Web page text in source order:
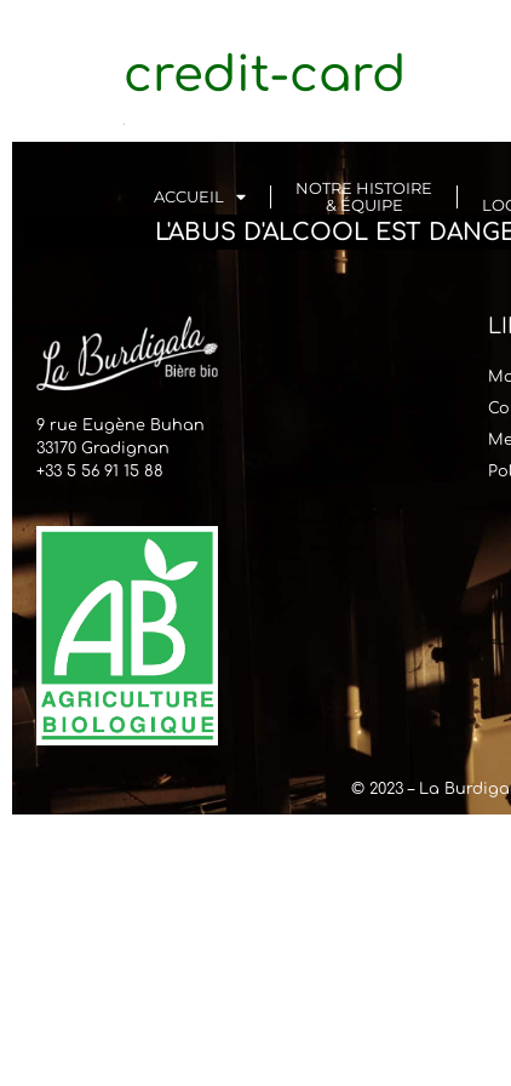
ACCUEIL
NOTRE HISTOIRE
& ÉQUIPE
credit-card
L'ABUS D'ALCOOL EST
9 rue Eugène Buhan
33170 Gradignan
+33 5 56 91 15 88
© 2023 – La